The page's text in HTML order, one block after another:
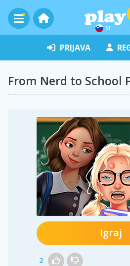
SI
PRIJAVA
From Nerd to School
Igraj
2